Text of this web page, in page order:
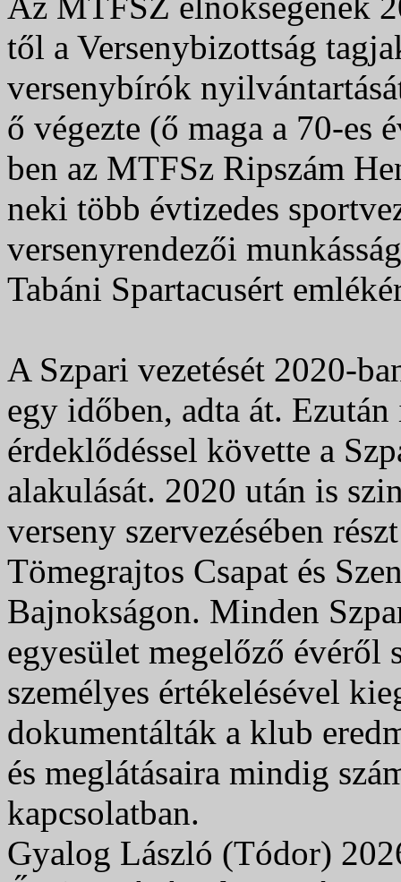
től a Versenybizottság
versenybírók
ő végezte (ő maga a 70-es
ben az MTFSz Ripszám
neki több évtizedes
versenyrendezői
Tabáni Spartacusért
A Szpari vezetését 2020-
egy időben, adta át.
érdeklődéssel követte a
alakulását. 2020 után is
verseny szervezésében
Tömegrajtos Csapat és
Bajnokságon. Minden
egyesület megelőző évéről
személyes értékelésével
dokumentálták a klub
és meglátásaira mindig
kapcsolatban.
Gyalog László (Tódor)